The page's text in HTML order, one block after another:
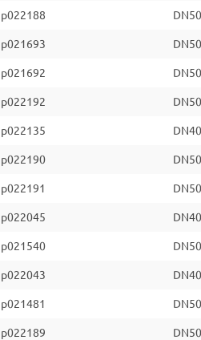
DN50
DN50
DN50
DN50
DN40
DN50
DN50
DN40
DN50
DN40
DN50
DN50